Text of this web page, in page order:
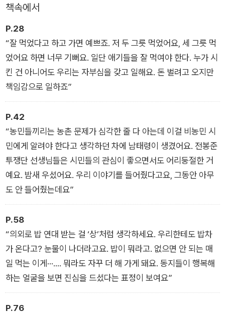
한 사람을 주인공으로, 인터뷰이가 좋아하는 음식을 나눠 먹으며
17회에 걸쳐 진행한 인터뷰는 녹취록만 200자 원고지 2000장
을 넘긴 터였다.
책속에서
P.28
“잘 먹었다고 하고 가면 예쁘죠. 저 두 그릇 먹었어요, 세 그릇 먹
었어요 하면 너무 기뻐요. 일단 애기들을 잘 먹여야 한다. 누가 시
킨 건 아니어도 우리는 자부심을 갖고 일해요. 돈 벌려고 오지만
책임감으로 일하죠”
P.42
“농민들끼리는 농촌 문제가 심각한 줄 다 아는데 이걸 비농민 시
민에게 알려야 한다고 생각하던 차에 남태령이 생겼어요. 전봉준
투쟁단 선생님들은 시민들의 관심이 좋으면서도 어리둥절한 거
예요. 밤새 우셨어요. 우리 이야기를 들어줬다고요, 그동안 아무
도 안 들어줬는데요”
P.58
“의외로 밥 연대 받는 걸 ‘상’처럼 생각하세요. 우리한테도 밥차
가 온다고? 눈물이 나더라고요. 밥이 뭐라고. 없으면 안 되는 매
일 먹는 이게···…. 뭐라도 자꾸 더 해 가게 돼요. 동지들이 행복해
하는 얼굴을 보면 진심을 드셨다는 표정이 보여요”
P.76